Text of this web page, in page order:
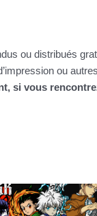
ou distribués
ou
si vous